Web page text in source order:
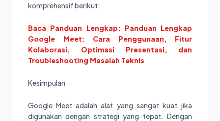
komprehensif berikut:
Baca Panduan Lengkap: Panduan Lengkap
Google Meet: Cara Penggunaan, Fitur
Kolaborasi, Optimasi Presentasi, dan
Troubleshooting Masalah Teknis
Kesimpulan
Google Meet adalah alat yang sangat kuat jika
digunakan dengan strategi yang tepat. Dengan